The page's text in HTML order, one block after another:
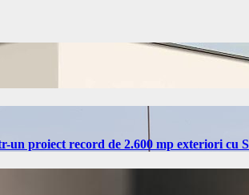
un proiect record de 2.600 mp exteriori cu